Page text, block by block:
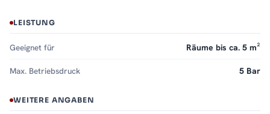
LEISTUNG
Geeignet für Räume bis ca. 5 m²
Max. Betriebsdruck 5 Bar
WEITERE ANGABEN